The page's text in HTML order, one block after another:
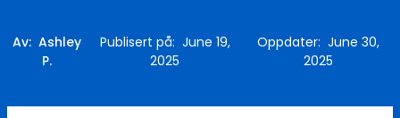
Av: Ashley
P.
Publisert på: June 19,
2025
Oppdater: June 30,
2025